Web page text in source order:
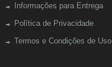
Informações para Entrega
Política de Privacidade
Termos e Condições de Uso